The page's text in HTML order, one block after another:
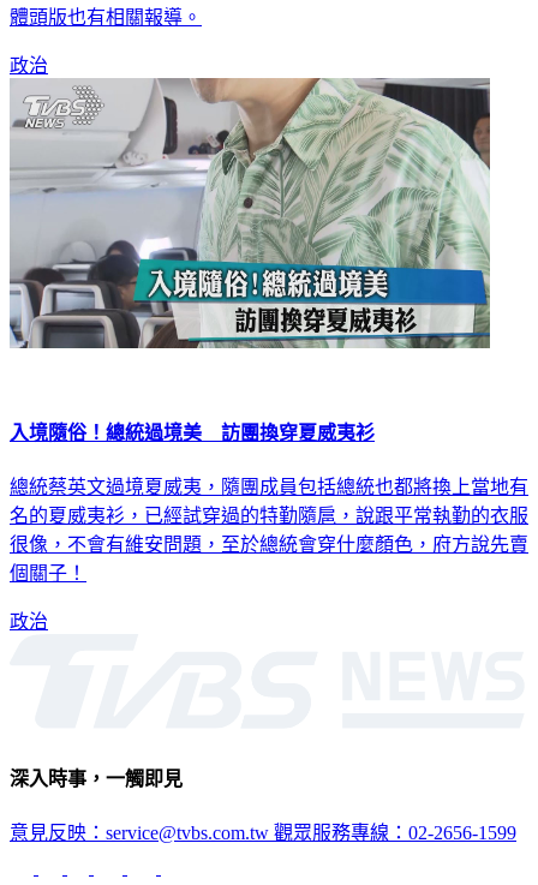
體頭版也有相關報導。
政治
入境隨俗！總統過境美 訪團換穿夏威夷衫
總統蔡英文過境夏威夷，隨團成員包括總統也都將換上當地有
名的夏威夷衫，已經試穿過的特勤隨扈，說跟平常執勤的衣服
很像，不會有維安問題，至於總統會穿什麼顏色，府方說先賣
個關子！
政治
深入時事，一觸即見
意見反映：service@tvbs.com.tw 觀眾服務專線：02-2656-1599